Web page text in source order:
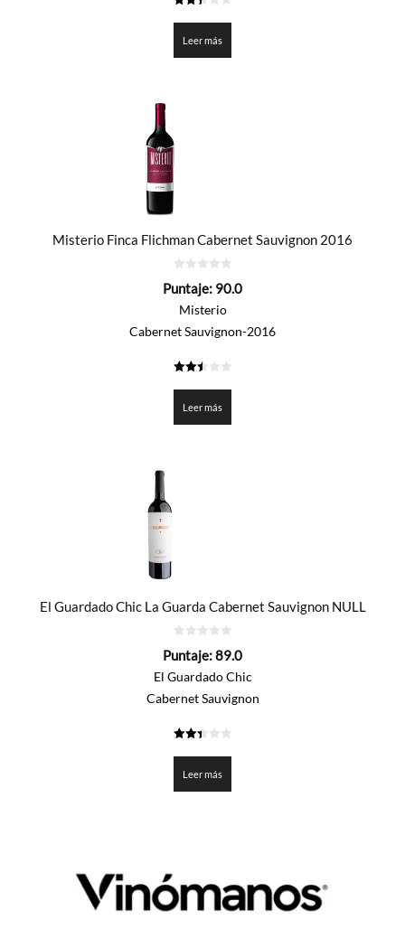
de 5
Leer más
Misterio Finca Flichman Cabernet Sauvignon 2016
de
Puntaje: 90.0
Misterio
Cabernet Sauvignon-2016
de 5
Leer más
El Guardado Chic La Guarda Cabernet Sauvignon NULL
de
Puntaje:89.0
El Guardado Chic
Cabernet Sauvignon
de 5
Leer más